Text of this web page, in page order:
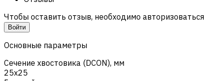
Чтобы оставить отзыв, необходимо авторизоваться
Войти
Основные параметры
Сечение хвостовика (DCON), мм
25x25